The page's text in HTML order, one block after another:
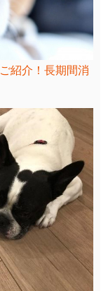
紹介！長期間消